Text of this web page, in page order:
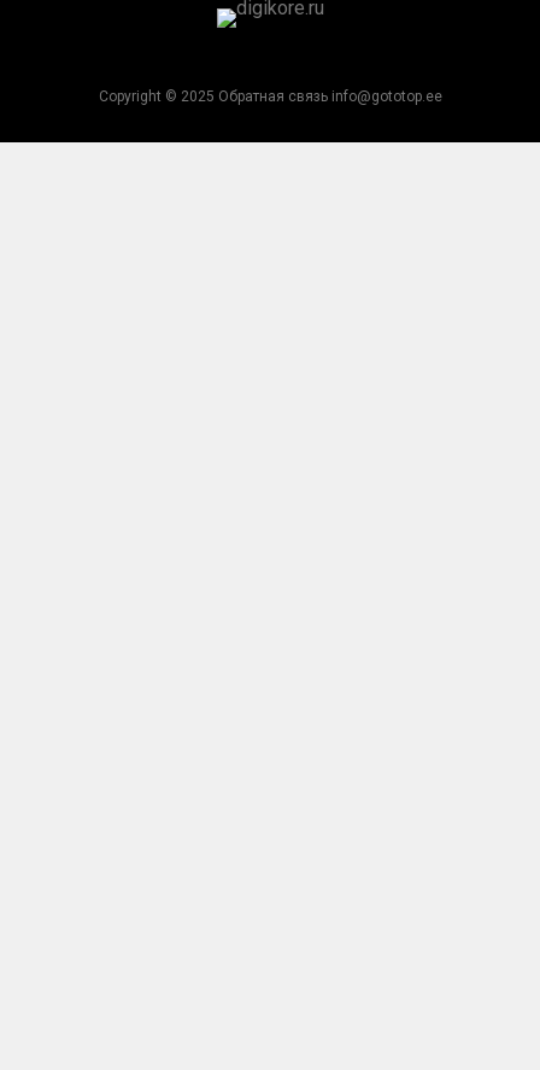
Copyright © 2025 Обратная связь info@gototop.ee